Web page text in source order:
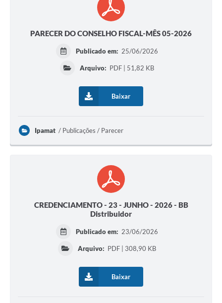
PARECER DO CONSELHO FISCAL-MÊS 05-2026
Publicado em: 25/06/2026
Arquivo: PDF | 51,82 KB
Baixar
Ipamat Publicações / Parecer
CREDENCIAMENTO - 23 - JUNHO - 2026 - BB
Distribuidor
Publicado em: 23/06/2026
Arquivo: PDF | 308,90 KB
Baixar